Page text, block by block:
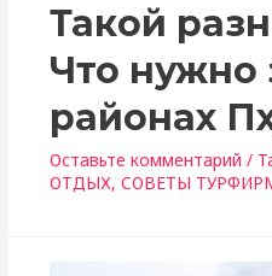
Такой
Что нужно
районах
Оставьте комментарий /
ОТДЫХ,СОВЕТЫ